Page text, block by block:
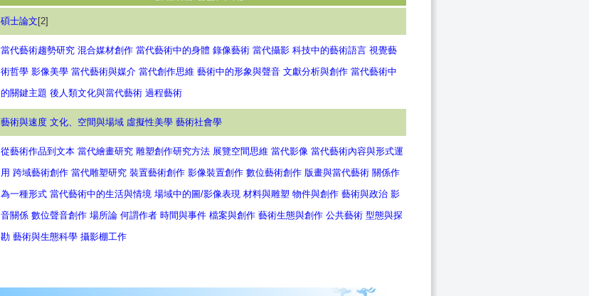
碩士論文 [2]
當代藝術趨勢研究 混合媒材創作 當代藝術中的身體 錄像藝術 當代攝影 科技中的藝術語言 視覺藝
術哲學 影像美學 當代藝術與媒介 當代創作思維 藝術中的形象與聲音 文獻分析與創作 當代藝術中
的關鍵主題 後人類文化與當代藝術 過程藝術
藝術與速度 文化、空間與場域 虛擬性美學 藝術社會學
從藝術作品到文本 當代繪畫研究 雕塑創作研究方法 展覽空間思維 當代影像 當代藝術內容與形式運
用 跨域藝術創作 當代雕塑研究 裝置藝術創作 影像裝置創作 數位藝術創作 版畫與當代藝術 關係作
為一種形式 當代藝術中的生活與情境 場域中的圖/影像表現 材料與雕塑 物件與創作 藝術與政治 影
音關係 數位聲音創作 場所論 何謂作者 時間與事件 檔案與創作 藝術生態與創作 公共藝術 型態與探
勘 藝術與生態科學 攝影棚工作